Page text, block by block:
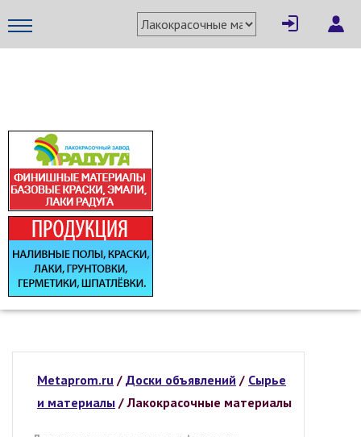
Metaprom.ru / Доски объявлений / Сырье
и материалы /Лакокрасочные материалы